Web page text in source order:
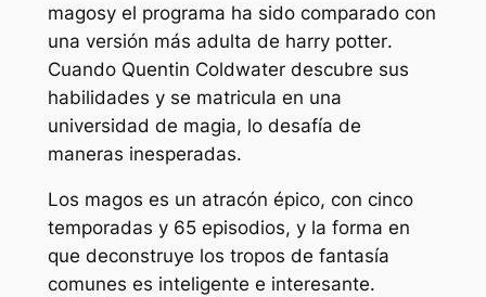
magosy el programa ha sido comparado con
una versión más adulta de harry potter.
Cuando Quentin Coldwater descubre sus
habilidades y se matricula en una
universidad de magia, lo desafía de
maneras inesperadas.
Los magos es un atracón épico, con cinco
temporadas y 65 episodios, y la forma en
que deconstruye los tropos de fantasía
comunes es inteligente e interesante.